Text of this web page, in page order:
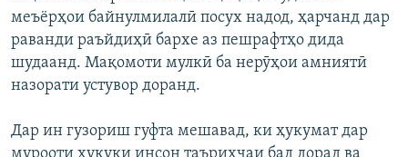
меъёрҳои байнулмилалӣ посух надод, ҳарчанд дар
раванди раъйдиҳӣ бархе аз пешрафтҳо дида
шудаанд. Мақомоти мулкӣ ба нерӯҳои амниятӣ
назорати устувор доранд.
Дар ин гузориш гуфта мешавад, ки ҳукумат дар